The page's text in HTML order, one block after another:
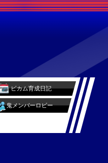
ビカム育成日記
鬼メンバーロビー